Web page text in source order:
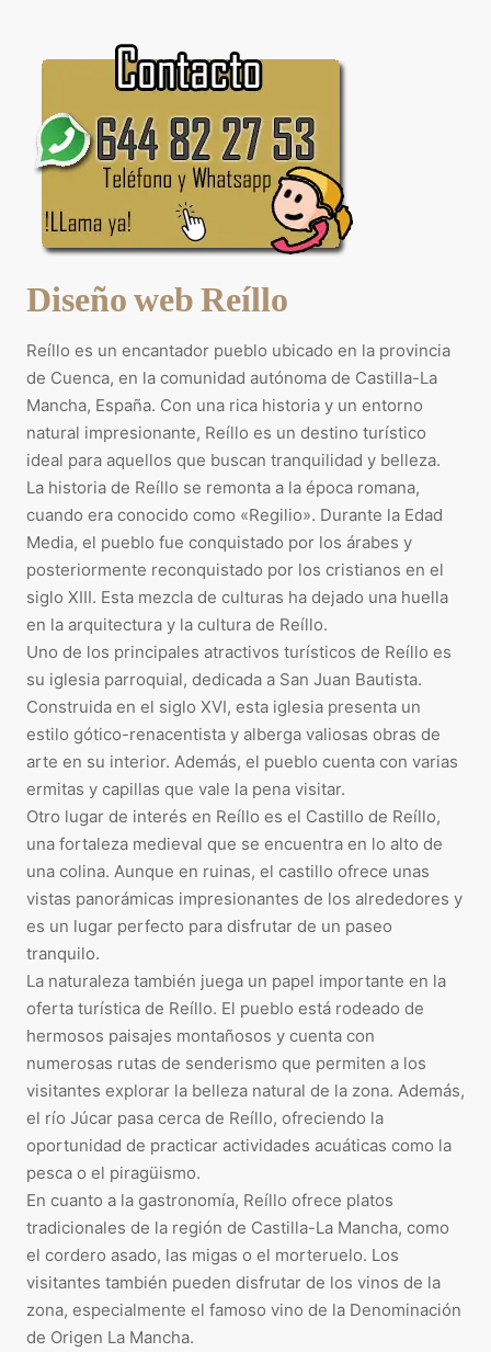
Diseño web Reíllo
Reíllo es un encantador pueblo ubicado en la provincia
de Cuenca, en la comunidad autónoma de Castilla-La
Mancha, España. Con una rica historia y un entorno
natural impresionante, Reíllo es un destino turístico
ideal para aquellos que buscan tranquilidad y belleza.
La historia de Reíllo se remonta a la época romana,
cuando era conocido como «Regilio». Durante la Edad
Media, el pueblo fue conquistado por los árabes y
posteriormente reconquistado por los cristianos en el
siglo XIII. Esta mezcla de culturas ha dejado una huella
en la arquitectura y la cultura de Reíllo.
Uno de los principales atractivos turísticos de Reíllo es
su iglesia parroquial, dedicada a San Juan Bautista.
Construida en el siglo XVI, esta iglesia presenta un
estilo gótico-renacentista y alberga valiosas obras de
arte en su interior. Además, el pueblo cuenta con varias
ermitas y capillas que vale la pena visitar.
Otro lugar de interés en Reíllo es el Castillo de Reíllo,
una fortaleza medieval que se encuentra en lo alto de
una colina. Aunque en ruinas, el castillo ofrece unas
vistas panorámicas impresionantes de los alrededores y
es un lugar perfecto para disfrutar de un paseo
tranquilo.
La naturaleza también juega un papel importante en la
oferta turística de Reíllo. El pueblo está rodeado de
hermosos paisajes montañosos y cuenta con
numerosas rutas de senderismo que permiten a los
visitantes explorar la belleza natural de la zona. Además,
el río Júcar pasa cerca de Reíllo, ofreciendo la
oportunidad de practicar actividades acuáticas como la
pesca o el piragüismo.
En cuanto a la gastronomía, Reíllo ofrece platos
tradicionales de la región de Castilla-La Mancha, como
el cordero asado, las migas o el morteruelo. Los
visitantes también pueden disfrutar de los vinos de la
zona, especialmente el famoso vino de la Denominación
de Origen La Mancha.